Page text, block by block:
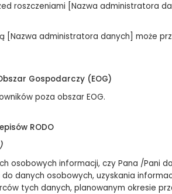
roszczeniami [Nazwa administratora
[Nazwa administratora danych] może
Gospodarczy (EOG)
poza obszar EOG.
RODO
osobowych informacji, czy Pana /Pani
danych osobowych, uzyskania
tych danych, planowanym okresie